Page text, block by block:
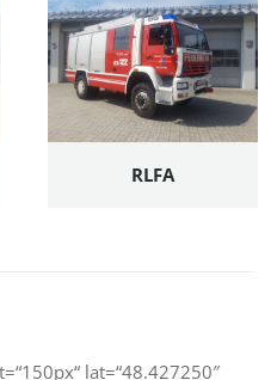
RLFA
lat=“48.427250″